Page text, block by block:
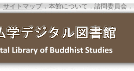
サイトマップ．本館について ． 諮問委員会 ．